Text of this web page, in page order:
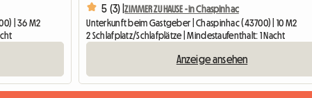
| 36 M2
5 (3) |ZIMMER ZU HAUSE - in Chaspinhac
Unterkunft beim Gastgeber | Chaspinhac (43700) | 10 M2
2 Schlafplatz/Schlafplätze | Mindestaufenthalt: 1 Nacht
Anzeige ansehen